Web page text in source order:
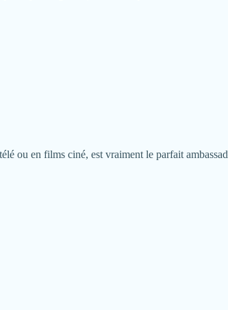
ou en films ciné, est vraiment le parfait